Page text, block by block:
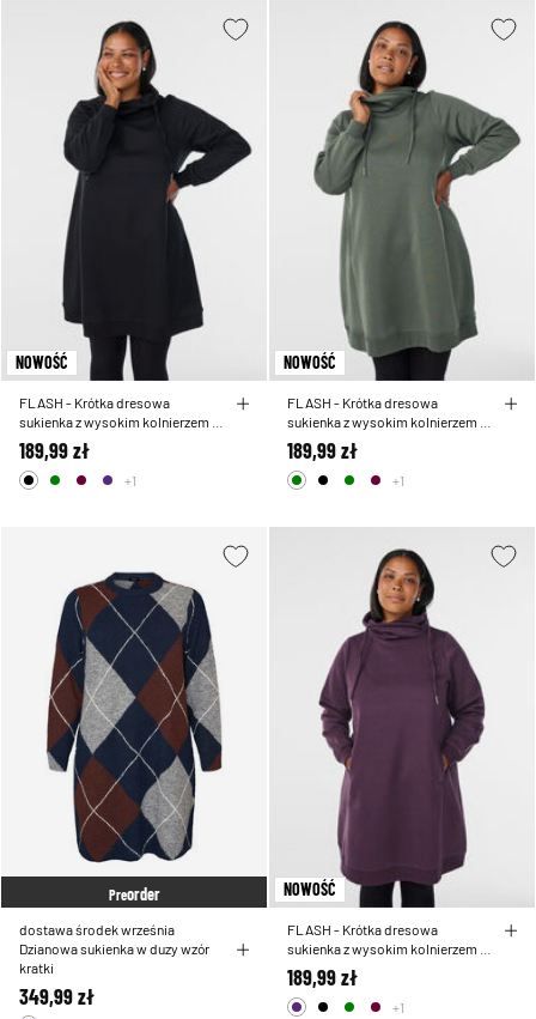
NOWOŚĆ
FLASH - Krótka dresowa
sukienka z wysokim kolnierzem i
kieszeniami
189,99 zł
+1
NOWOŚĆ
FLASH - Krótka dresowa
sukienka z wysokim kolnierzem i
kieszeniami
189,99 zł
+1
Preorder
dostawa środek września
Dzianowa sukienka w duzy wzór
kratki
349,99 zł
NOWOŚĆ
FLASH - Krótka dresowa
sukienka z wysokim kolnierzem i
kieszeniami
189,99 zł
+1